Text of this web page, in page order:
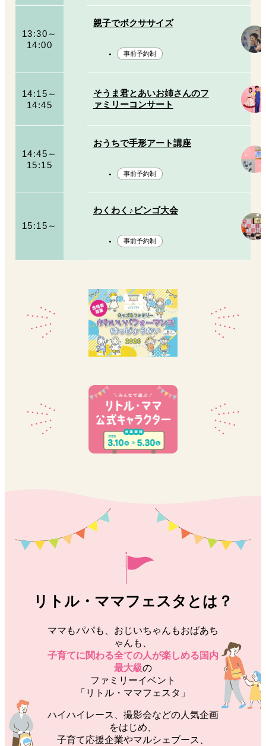
13:30～
14:00
親子でボクササイズ
事前予約制
14:15～
14:45
そうま君とあいお姉さんのフ
ァミリーコンサート
14:45～
15:15
おうちで手形アート講座
事前予約制
15:15～
わくわく♪ビンゴ大会
事前予約制
リトル・ママフェスタとは？
ママもパパも、おじいちゃんもおばあち
ゃんも、
子育てに関わる全ての人が楽しめる国内
最大級の
ファミリーイベント
「リトル・ママフェスタ」
ハイハイレース、撮影会などの人気企画
をはじめ、
子育て応援企業やマルシェブース、